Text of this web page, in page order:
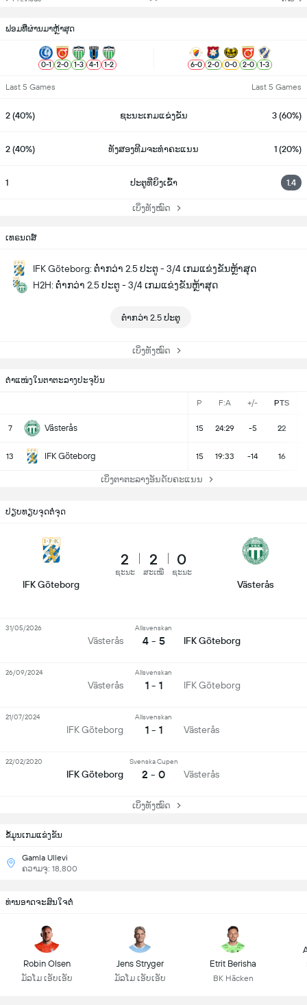
ຟອມທີ່ຜ່ານມາຫຼ້າສຸດ
0-1 2-0 1-3 4-1 1-2 6-0 2-0 0-0 2-0 1-3
Last 5 Games Last 5 Games
2 (40%) ຊະນະເກມແຂ່ງຂັນ 3 (60%)
2 (40%) ທັງສອງທີມຈະທຳຄະແນນ 1 (20%)
1 ປະຕູທີ່ຍິງເຂົ້າ 1.4
ເບິ່ງທັງໝົດ
ເທຣນດສ໌
IFK Göteborg: ຕ່ຳກວ່າ 2.5 ປະຕູ - 3/4 ເກມແຂ່ງຂັນຫຼ້າສຸດ
H2H: ຕ່ຳກວ່າ 2.5 ປະຕູ - 3/4 ເກມແຂ່ງຂັນຫຼ້າສຸດ
ຕ່ຳກວ່າ 2.5 ປະຕູ
ເບິ່ງທັງໝົດ
ຕຳແໜ່ງໃນຕາຕະລາງປະຈຸບັນ
P F:A +/- PTS
7 Västerås 15 24:29 -5 22
13 IFK Göteborg 15 19:33 -14 16
ເບິ່ງຕາຕະລາງອັນດັບຄະແນນ
ຂ້ໍມູນເກມແຂ່ງຂັນ
Gamla Ullevi
ຄວາມຈຸ: 18,800
ປຽບທຽບຈຸດຕໍ່ຈຸດ
IFK Göteborg
2
ຊະນະ
2
ສະເໝີ
0
ຊະນະ
Västerås
Västerås
Allsvenskan
4 - 5 IFK Göteborg
31/05/2026
Västerås
Allsvenskan
1 - 1 IFK Göteborg
26/09/2024
IFK Göteborg
Allsvenskan
1 - 1 Västerås
21/07/2024
IFK Göteborg
Svenska Cupen
2 - 0 Västerås
22/02/2020
ເບິ່ງທັງໝົດ
ທ່ານອາດຈະສົນໃຈຕໍ່
Robin Olsen
ມັລໂມ ເອັບເອັບ
Jens Stryger
ມັລໂມ ເອັບເອັບ
Etrit Berisha
BK Häcken